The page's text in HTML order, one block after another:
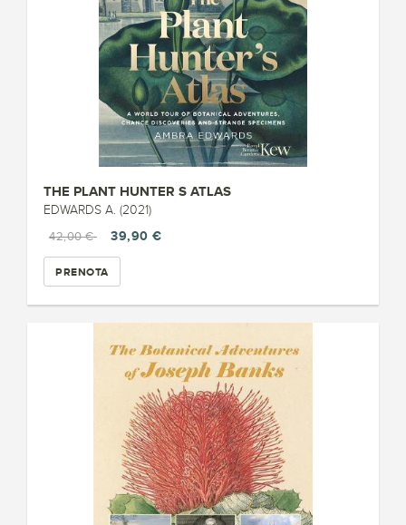
THE PLANT HUNTER S ATLAS
EDWARDS A. (2021)
42,00 €
39,90 €
PRENOTA